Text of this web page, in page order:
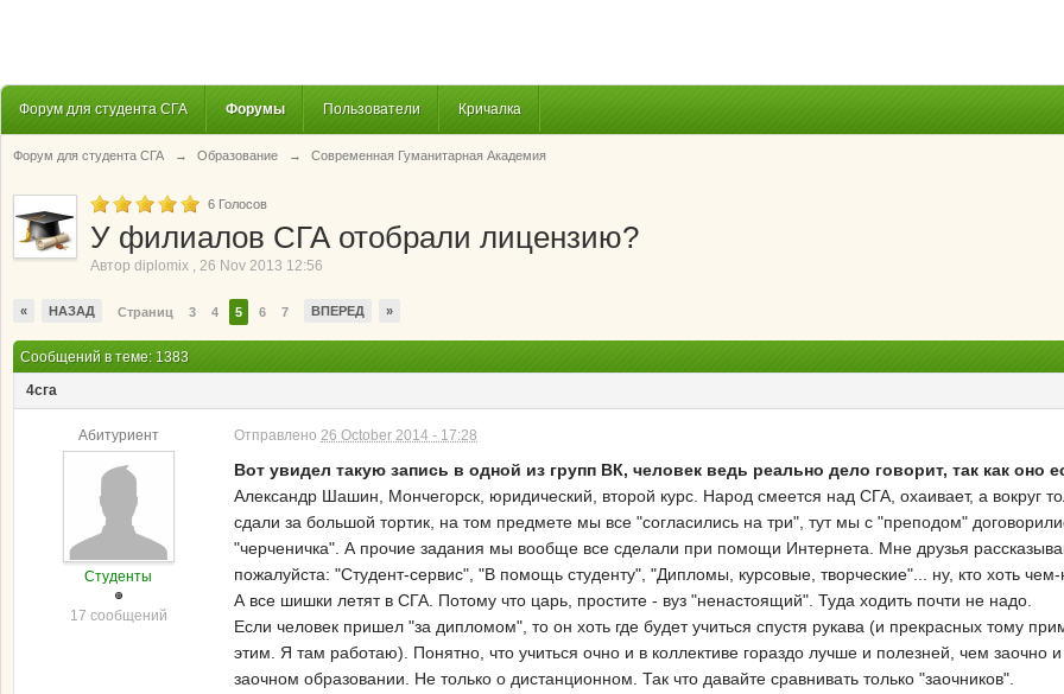
Форум для студента СГА Форумы Пользователи Кричалка
Форум для студента СГА → Образование → Современная Гуманитарная Академия
6 Голосов
У филиалов СГА отобрали лицензию?
Автор diplomix , 26 Nov 2013 12:56
« НАЗАД Страниц 3 4 5 6 7 ВПЕРЕД »
Сообщений в теме: 1383
4сга
Абитуриент
Студенты
17 сообщений
Отправлено 26 October 2014 - 17:28
Вот увидел такую запись в одной из групп ВК, человек ведь реально дело говорит, так как оно
Александр Шашин, Мончегорск, юридический, второй курс. Народ смеется над СГА, охаивает, а вокруг
сдали за большой тортик, на том предмете мы все "согласились на три", тут мы с "преподом"
"черченичка". А прочие задания мы вообще все сделали при помощи Интернета. Мне друзья
пожалуйста: "Студент-сервис", "В помощь студенту", "Дипломы, курсовые, творческие"... ну, кто хоть чем-
А все шишки летят в СГА. Потому что царь, простите - вуз "ненастоящий". Туда ходить почти не надо.
Если человек пришел "за дипломом", то он хоть где будет учиться спустя рукава (и прекрасных тому
этим. Я там работаю). Понятно, что учиться очно и в коллективе гораздо лучше и полезней, чем
заочном образовании. Не только о дистанционном. Так что давайте сравнивать только "заочников".